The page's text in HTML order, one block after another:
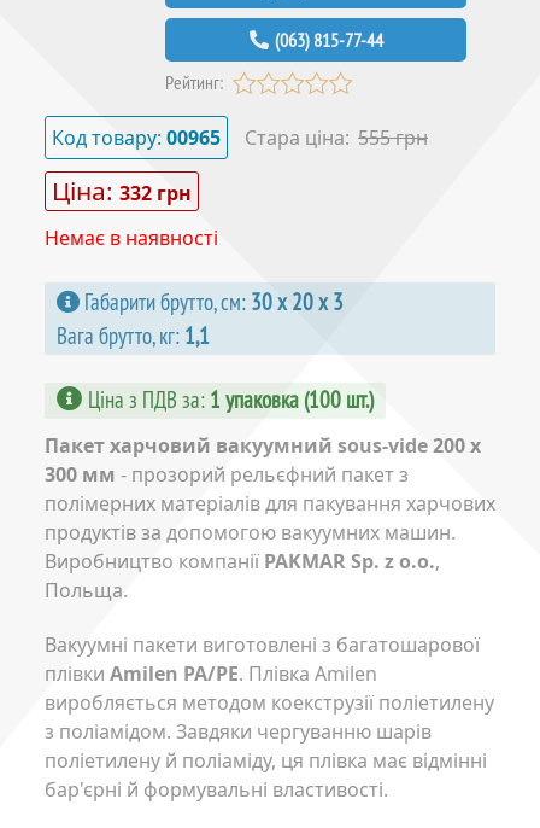
(063) 815-77-44
Рейтинг:
Код товару: 00965 Стара ціна: 555 грн
Ціна: 332 грн
Немає в наявності
Габарити брутто, см: 30 х 20 х 3
Вага брутто, кг: 1,1
Ціна з ПДВ за: 1 упаковка (100 шт.)
Пакет харчовий вакуумний sous-vide 200 x
300 мм - прозорий рельєфний пакет з
полімерних матеріалів для пакування харчових
продуктів за допомогою вакуумних машин.
Виробництво компанії PAKMAR Sp. z o.o.,
Польща.
Вакуумні пакети виготовлені з багатошарової
плівки Amilen PA/PE. Плівка Amilen
виробляється методом коекструзії поліетилену
з поліамідом. Завдяки чергуванню шарів
поліетилену й поліаміду, ця плівка має відмінні
бар'єрні й формувальні властивості.